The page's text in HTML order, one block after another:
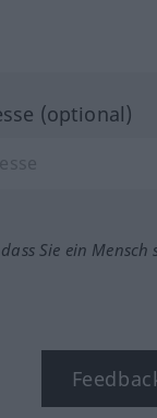
(optional)
Sie ein Mensch